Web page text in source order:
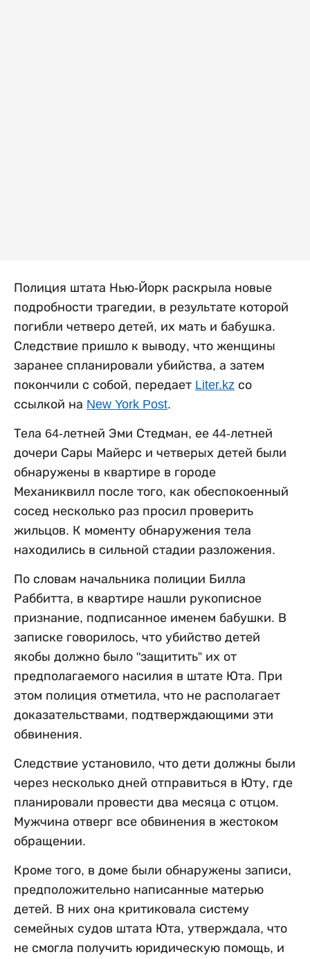
Полиция штата Нью-Йорк раскрыла новые
подробности трагедии, в результате которой
погибли четверо детей, их мать и бабушка.
Следствие пришло к выводу, что женщины
заранее спланировали убийства, а затем
покончили с собой, передает Liter.kz со
ссылкой на New York Post.
Тела 64-летней Эми Стедман, ее 44-летней
дочери Сары Майерс и четверых детей были
обнаружены в квартире в городе
Механиквилл после того, как обеспокоенный
сосед несколько раз просил проверить
жильцов. К моменту обнаружения тела
находились в сильной стадии разложения.
По словам начальника полиции Билла
Раббитта, в квартире нашли рукописное
признание, подписанное именем бабушки. В
записке говорилось, что убийство детей
якобы должно было "защитить” их от
предполагаемого насилия в штате Юта. При
этом полиция отметила, что не располагает
доказательствами, подтверждающими эти
обвинения.
Следствие установило, что дети должны были
через несколько дней отправиться в Юту, где
планировали провести два месяца с отцом.
Мужчина отверг все обвинения в жестоком
обращении.
Кроме того, в доме были обнаружены записи,
предположительно написанные матерью
детей. В них она критиковала систему
семейных судов штата Юта, утверждала, что
не смогла получить юридическую помощь, и